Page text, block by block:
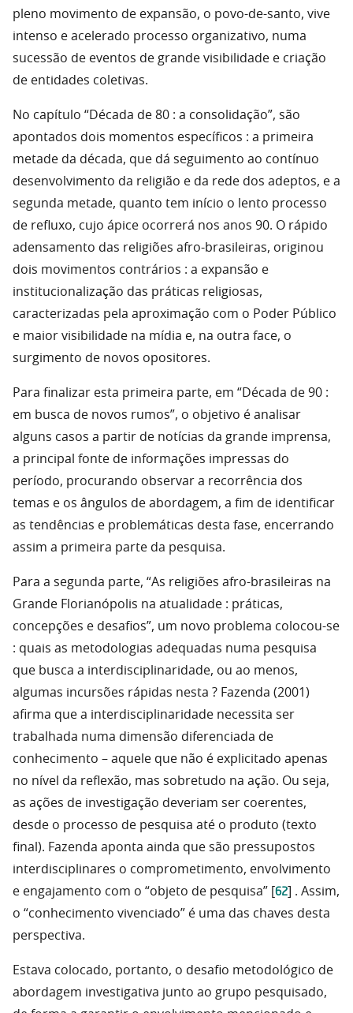
pleno movimento de expansão, o povo-de-santo, vive
intenso e acelerado processo organizativo, numa
sucessão de eventos de grande visibilidade e criação
de entidades coletivas.
No capítulo “Década de 80 : a consolidação”, são
apontados dois momentos específicos : a primeira
metade da década, que dá seguimento ao contínuo
desenvolvimento da religião e da rede dos adeptos, e a
segunda metade, quanto tem início o lento processo
de refluxo, cujo ápice ocorrerá nos anos 90. O rápido
adensamento das religiões afro-brasileiras, originou
dois movimentos contrários : a expansão e
institucionalização das práticas religiosas,
caracterizadas pela aproximação com o Poder Público
e maior visibilidade na mídia e, na outra face, o
surgimento de novos opositores.
Para finalizar esta primeira parte, em “Década de 90 :
em busca de novos rumos”, o objetivo é analisar
alguns casos a partir de notícias da grande imprensa,
a principal fonte de informações impressas do
período, procurando observar a recorrência dos
temas e os ângulos de abordagem, a fim de identificar
as tendências e problemáticas desta fase, encerrando
assim a primeira parte da pesquisa.
Para a segunda parte, “As religiões afro-brasileiras na
Grande Florianópolis na atualidade : práticas,
concepções e desafios”, um novo problema colocou-se
: quais as metodologias adequadas numa pesquisa
que busca a interdisciplinaridade, ou ao menos,
algumas incursões rápidas nesta ? Fazenda (2001)
afirma que a interdisciplinaridade necessita ser
trabalhada numa dimensão diferenciada de
conhecimento – aquele que não é explicitado apenas
no nível da reflexão, mas sobretudo na ação. Ou seja,
as ações de investigação deveriam ser coerentes,
desde o processo de pesquisa até o produto (texto
final). Fazenda aponta ainda que são pressupostos
interdisciplinares o comprometimento, envolvimento
e engajamento com o “objeto de pesquisa” [ 62 ] . Assim,
o “conhecimento vivenciado” é uma das chaves desta
perspectiva.
Estava colocado, portanto, o desafio metodológico de
abordagem investigativa junto ao grupo pesquisado,